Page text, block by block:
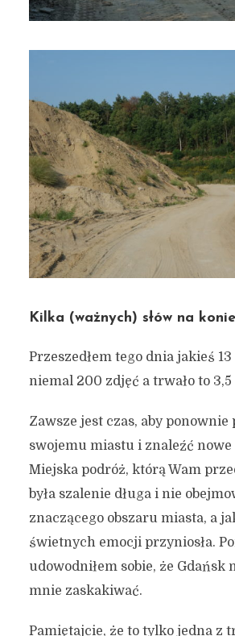
Kilka (ważnych) słów na
Przeszedłem tego dnia jakieś
niemal 200 zdjęć a trwało to 3,5
Zawsze jest czas, aby
swojemu miastu i znaleźć
Miejska podróż, którą Wam
była szalenie długa i nie
znaczącego obszaru miasta, a
świetnych emocji przyniosła.
udowodniłem sobie, że Gdańsk
mnie zaskakiwać.
Pamiętajcie, że to tylko jedna z